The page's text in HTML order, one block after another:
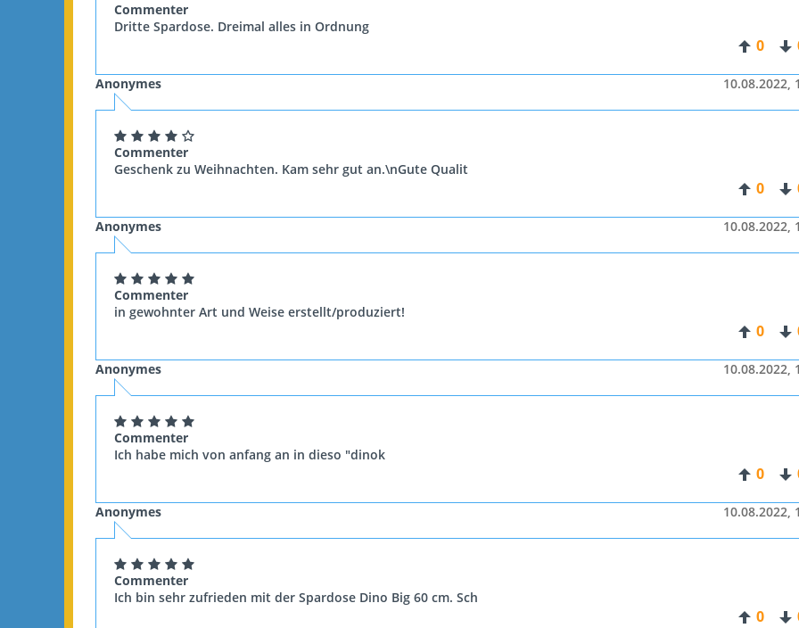
Commenter
Dritte Spardose. Dreimal alles in Ordnung
0
Anonymes 10.08.2022,
Commenter
Geschenk zu Weihnachten. Kam sehr gut an.\nGute Qualit
0
Anonymes 10.08.2022,
Commenter
in gewohnter Art und Weise erstellt/produziert!
0
Anonymes 10.08.2022,
Commenter
Ich habe mich von anfang an in dieso "dinok
0
Anonymes 10.08.2022,
Commenter
Ich bin sehr zufrieden mit der Spardose Dino Big 60 cm. Sch
0